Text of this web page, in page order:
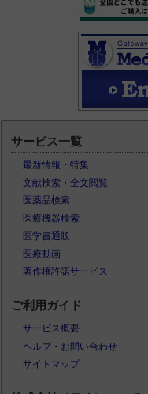
サービス一覧
最新情報・特集
文献検索・全文閲覧
医薬品検索
医療機器検索
医学書通販
医療動画
著作権許諾サービス
ご利用ガイド
サービス概要
ヘルプ・お問い合わせ
サイトマップ